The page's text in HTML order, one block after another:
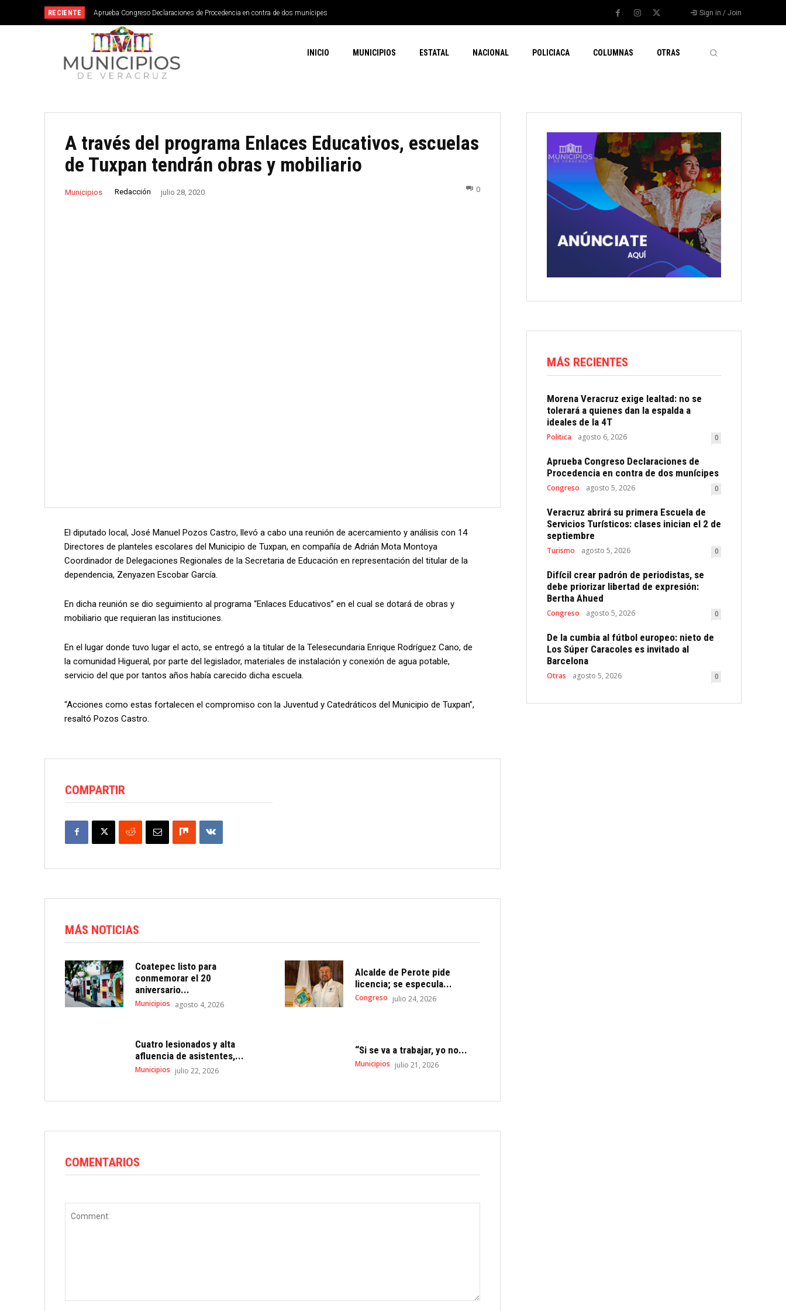
RECIENTE Aprueba Congreso Declaraciones de Procedencia en contra de dos munícipes Sign in / Join
INICIO MUNICIPIOS ESTATAL NACIONAL POLICIACA COLUMNAS OTRAS
A través del programa Enlaces Educativos, escuelas
de Tuxpan tendrán obras y mobiliario
Municipios Redacción julio 28, 2020 0
El diputado local, José Manuel Pozos Castro, llevó a cabo una reunión de acercamiento y análisis con 14
Directores de planteles escolares del Municipio de Tuxpan, en compañía de Adrián Mota Montoya
Coordinador de Delegaciones Regionales de la Secretaria de Educación en representación del titular de la
dependencia, Zenyazen Escobar García.
En dicha reunión se dio seguimiento al programa “Enlaces Educativos” en el cual se dotará de obras y
mobiliario que requieran las instituciones.
En el lugar donde tuvo lugar el acto, se entregó a la titular de la Telesecundaria Enrique Rodríguez Cano, de
la comunidad Higueral, por parte del legislador, materiales de instalación y conexión de agua potable,
servicio del que por tantos años había carecido dicha escuela.
“Acciones como estas fortalecen el compromiso con la Juventud y Catedráticos del Municipio de Tuxpan”,
resaltó Pozos Castro.
COMPARTIR
MÁS NOTICIAS
Coatepec listo para
conmemorar el 20
aniversario...
Municipios agosto 4, 2026
Alcalde de Perote pide
licencia; se especula...
Congreso julio 24, 2026
Cuatro lesionados y alta
afluencia de asistentes,...
Municipios julio 22, 2026
“Si se va a trabajar, yo no...
Municipios julio 21, 2026
COMENTARIOS
MÁS RECIENTES
Morena Veracruz exige lealtad: no se
tolerará a quienes dan la espalda a
ideales de la 4T
Politica agosto 6, 2026 0
Aprueba Congreso Declaraciones de
Procedencia en contra de dos munícipes
Congreso agosto 5, 2026 0
Veracruz abrirá su primera Escuela de
Servicios Turísticos: clases inician el 2 de
septiembre
Turismo agosto 5, 2026 0
Difícil crear padrón de periodistas, se
debe priorizar libertad de expresión:
Bertha Ahued
Congreso agosto 5, 2026 0
De la cumbia al fútbol europeo: nieto de
Los Súper Caracoles es invitado al
Barcelona
Otras agosto 5, 2026 0